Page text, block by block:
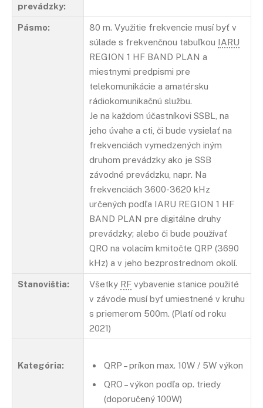
prevádzky:
Pásmo:
80 m. Využitie frekvencie musí byť v
súlade s frekvenčnou tabuľkou IARU
REGION 1 HF BAND PLAN a
miestnymi predpismi pre
telekomunikácie a amatérsku
rádiokomunikačnú službu.
Je na každom účastníkovi SSBL, na
jeho úvahe a cti, či bude vysielať na
frekvenciách vymedzených iným
druhom prevádzky ako je SSB
závodné prevádzku, napr. Na
frekvenciách 3600-3620 kHz
určených podľa IARU REGION 1 HF
BAND PLAN pre digitálne druhy
prevádzky; alebo či bude používať
QRO na volacím kmitočte QRP (3690
kHz) a v jeho bezprostrednom okolí.
Stanovištia: Všetky RF vybavenie stanice použité
v závode musí byť umiestnené v kruhu
s priemerom 500m. (Platí od roku
2021)
Kategória:
QRP – príkon max. 10W / 5W výkon
QRO – výkon podľa op. triedy
(doporučený 100W)